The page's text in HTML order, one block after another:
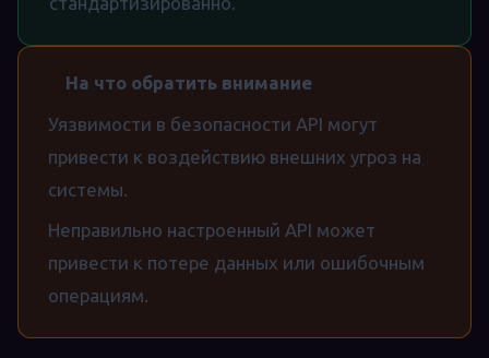
На что обратить внимание
Уязвимости в безопасности API могут
привести к воздействию внешних угроз на
системы.
Неправильно настроенный API может
привести к потере данных или ошибочным
операциям.